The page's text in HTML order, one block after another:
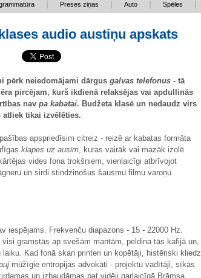
Preses ziņas Auto Spēles
audio austiņu apskats
pērk neiedomājami dārgus galvas telefonus - tā
pircējam, kurš ikdienā relaksējas vai apdullinās
nav pa kabatai. Budžeta klasē un nedaudz virs
tikai izvēlēties.
apspriedīsim citreiz - reizē ar kabatas formāta
klapes uz ausīm, kuras vairāk vai mazāk izolē
vides fona trokšņiem, vienlaicīgi atbrīvojot
un sirdi stindzinošus šausmu filmu varoņu
iespējams. Frekvenču diapazons - 15 - 22000 Hz.
gramstās ap svešām mantām, peldina tās kafijā un,
Kad fonā skan printeri un kopētāji, histēriski kliedz
mūžīgie entropijas advokāti - projektu vadītāji, sīkās
un izbaudāmas pat vidēji garlaicīgā Brāmsa